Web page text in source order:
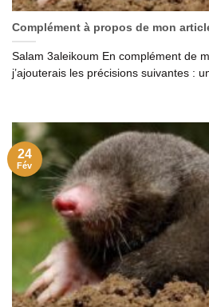
Complément à propos de mon
Salam 3aleikoum En complément de
j’ajouterais les précisions suivantes :
24
Fév